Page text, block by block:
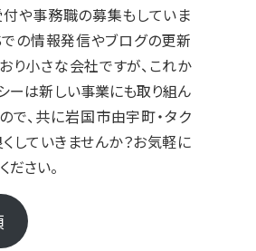
や事務職の募集もしていま
での情報発信やブログの更新
り小さな会社ですが、これか
ーは新しい事業にも取り組ん
で、共に岩国市由宇町・タク
していきませんか？お気軽に
ださい。